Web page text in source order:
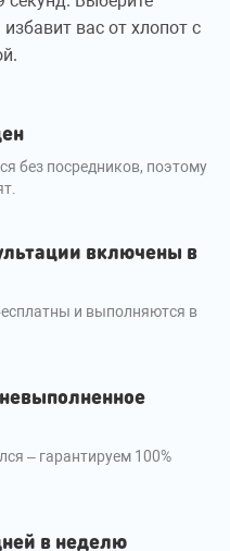
вас от хлопот с
без посредников, поэтому
включены в
и выполняются в
– гарантируем 100%
в неделю